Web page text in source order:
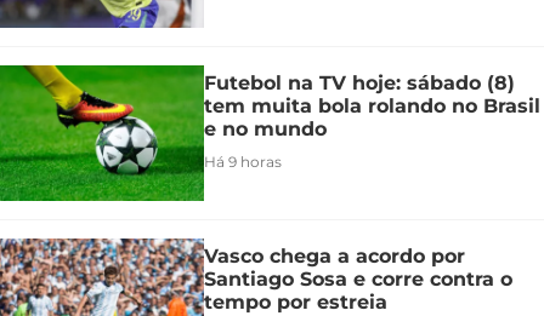
Futebol na TV hoje: sábado (8)
tem muita bola rolando no Brasil
e no mundo
Há 9 horas
Vasco chega a acordo por
Santiago Sosa e corre contra o
tempo por estreia